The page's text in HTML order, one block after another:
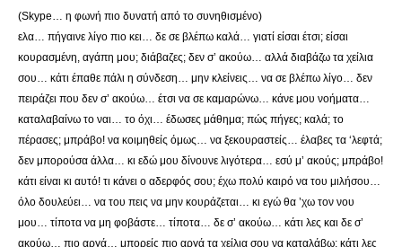
(Skype… η φωνή πιο δυνατή από το συνηθισμένο)
ελα… πήγαινε λίγο πιο κει… δε σε βλέπω καλά… γιατί είσαι έτσι; είσαι
κουρασμένη, αγάπη μου; διάβαζες; δεν σ’ ακούω… αλλά διαβάζω τα χείλια
σου… κάτι έπαθε πάλι η σύνδεση… μην κλείνεις… να σε βλέπω λίγο… δεν
πειράζει που δεν σ’ ακούω… έτσι να σε καμαρώνω… κάνε μου νοήματα…
καταλαβαίνω το ναι… το όχι… έδωσες μάθημα; πώς πήγες; καλά; το
πέρασες; μπράβο! να κοιμηθείς όμως… να ξεκουραστείς… έλαβες τα ‘λεφτά;
δεν μπορούσα άλλα… κι εδώ μου δίνουνε λιγότερα… εσύ μ’ ακούς; μπράβο!
κάτι είναι κι αυτό! τι κάνει ο αδερφός σου; έχω πολύ καιρό να του μιλήσου…
όλο δουλεύει… να του πεις να μην κουράζεται… κι εγώ θα ’χω τον νου
μου… τίποτα να μη φοβάστε… τίποτα… δε σ’ ακούω… κάτι λες και δε σ’
ακούω… πιο αργά… μπορείς πιο αργά τα χείλια σου να καταλάβω; κάτι λες